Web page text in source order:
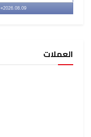
2026.08.09
» Add to your site
العملات